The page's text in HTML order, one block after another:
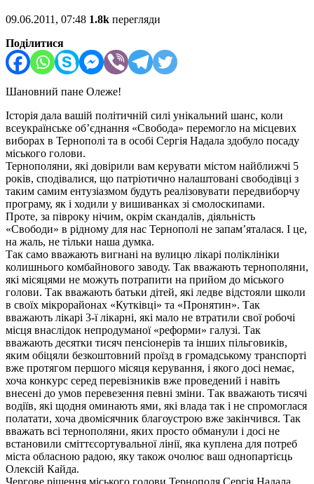
09.06.2011, 07:48 1.8k перегляди
Поділитися
Шановний пане Олеже!
Історія дала вашій політичній силі унікальний шанс, коли
всеукраїнське об’єднання «Свобода» перемогло на місцевих
виборах в Тернополі та в особі Сергія Надала здобуло посаду
міського голови.
Тернополяни, які довірили вам керувати містом найближчі 5
років, сподівалися, що патріотично налаштовані свободівці з
таким самим ентузіазмом будуть реалізовувати передвиборчу
програму, як і ходили у вишиванках зі смолоскипами.
Проте, за півроку нічим, окрім скандалів, діяльність
«Свободи» в рідному для нас Тернополі не запам’яталася. І це,
на жаль, не тільки наша думка.
Так само вважають вигнані на вулицю лікарі поліклініки
колишнього комбайнового заводу. Так вважають тернополяни,
які місяцями не можуть потрапити на прийом до міського
голови. Так вважають батьки дітей, які ледве відстояли школи
в своїх мікрорайонах «Кутківці» та «Пронятин». Так
вважають лікарі 3-ї лікарні, які мало не втратили свої робочі
місця внаслідок непродуманої «реформи» галузі. Так
вважають десятки тисяч пенсіонерів та інших пільговиків,
яким обіцяли безкоштовний проїзд в громадському транспорті
вже протягом першого місяця керування, і якого досі немає,
хоча конкурс серед перевізників вже проведений і навіть
внесені до умов перевезення певні зміни. Так вважають тисячі
водіїв, які щодня оминають ями, які влада так і не спромоглася
полатати, хоча двомісячник благоустрою вже закінчився. Так
вважать всі тернополяни, яких просто обманули і досі не
встановили сміттєсортувальної лінії, яка куплена для потреб
міста обласною радою, яку також очолює ваш однопартієць
Олексій Кайда.